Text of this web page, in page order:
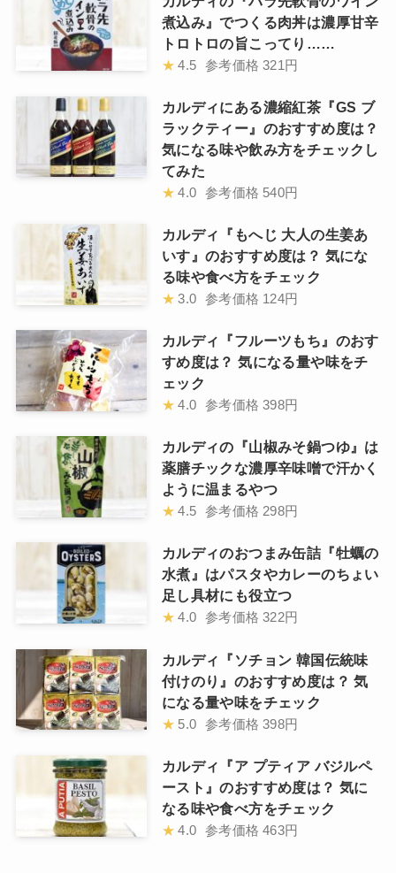
煮込み』でつくる肉丼は濃厚甘辛
トロトロの旨こってり……
★ 4.5 参考価格 321円
カルディにある濃縮紅茶『GS ブ
ラックティー』のおすすめ度は？
気になる味や飲み方をチェックし
てみた
★ 4.0 参考価格 540円
カルディ『もへじ 大人の生姜あ
いす』のおすすめ度は？ 気にな
る味や食べ方をチェック
★ 3.0 参考価格 124円
カルディ『フルーツもち』のおす
すめ度は？ 気になる量や味をチ
ェック
★ 4.0 参考価格 398円
カルディの『山椒みそ鍋つゆ』は
薬膳チックな濃厚辛味噌で汗かく
ように温まるやつ
★ 4.5 参考価格 298円
カルディのおつまみ缶詰『牡蠣の
水煮』はパスタやカレーのちょい
足し具材にも役立つ
★ 4.0 参考価格 322円
カルディ『ソチョン 韓国伝統味
付けのり』のおすすめ度は？ 気
になる量や味をチェック
★ 5.0 参考価格 398円
カルディ『ア プティア バジルペ
ースト』のおすすめ度は？ 気に
なる味や食べ方をチェック
★ 4.0 参考価格 463円